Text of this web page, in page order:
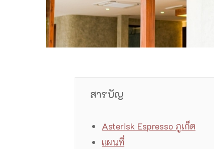
สารบัญ
Asterisk Espresso ภูเก็ต
แผนที่